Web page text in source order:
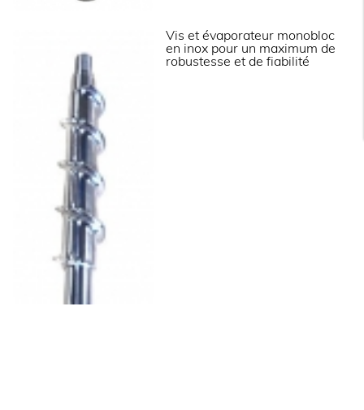
Filtre à poussière sur condenseur en façade
Pieds inox réglables hauteur 110 - 150 mm.
Vidange par gravité (Ø 24 mm).
Fluide frigorifique R-290.
Rapport volumétrique : 550kg/m3.
Livrées avec tuyau d’arrivée d’eau, d’évacuation
et pelle à glace.
Fonctionnent en ambiance de +10° à +43°C.
Alimentation 230 V (mono) - 50 Hz.
Prévoir impérativement un dispositif de filtration
d’eau type CACF 1.
Vis et évaporateur monobloc
en inox pour un maximum de
robustesse et de fiabilité